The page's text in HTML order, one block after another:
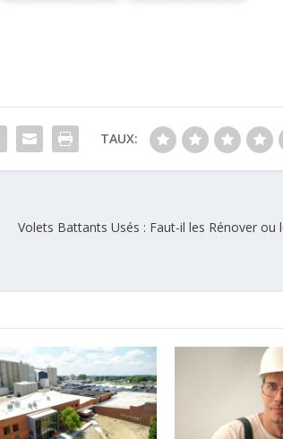
TAUX:
Volets Battants Usés : Faut-il les Rénover ou